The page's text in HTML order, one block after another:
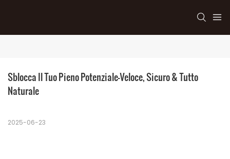
Sblocca Il Tuo Pieno Potenziale-Veloce, Sicuro & Tutto
Naturale
2025-06-23